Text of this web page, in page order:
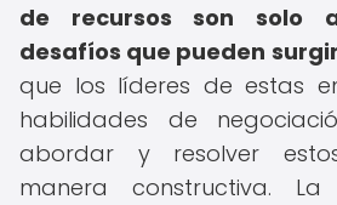
de recursos son solo
desafíos que pueden
que los líderes de estas
habilidades de
abordar y resolver
manera constructiva.